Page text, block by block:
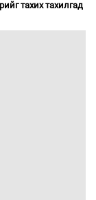
тахих тахилгад